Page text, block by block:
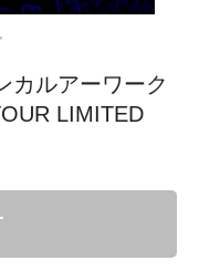
カルアーワーク
LIMITED